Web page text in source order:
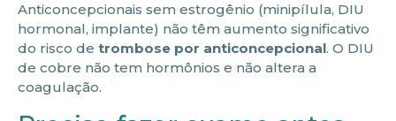
Anticoncepcionais sem estrogênio (minipílula, DIU
hormonal, implante) não têm aumento significativo
do risco de trombose por anticoncepcional. O DIU
de cobre não tem hormônios e não altera a
coagulação.